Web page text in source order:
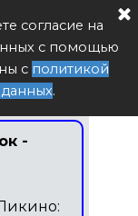
согласие на
с помощью
с политикой
.
Поиск
-
-